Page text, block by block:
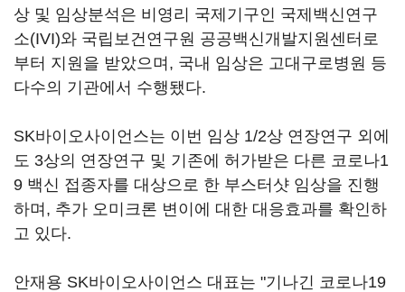
상 및 임상분석은 비영리 국제기구인 국제백신연구
소(IVI)와 국립보건연구원 공공백신개발지원센터로
부터 지원을 받았으며, 국내 임상은 고대구로병원 등
다수의 기관에서 수행됐다.
SK바이오사이언스는 이번 임상 1/2상 연장연구 외에
도 3상의 연장연구 및 기존에 허가받은 다른 코로나1
9 백신 접종자를 대상으로 한 부스터샷 임상을 진행
하며, 추가 오미크론 변이에 대한 대응효과를 확인하
고 있다.
안재용 SK바이오사이언스 대표는 "기나긴 코로나19